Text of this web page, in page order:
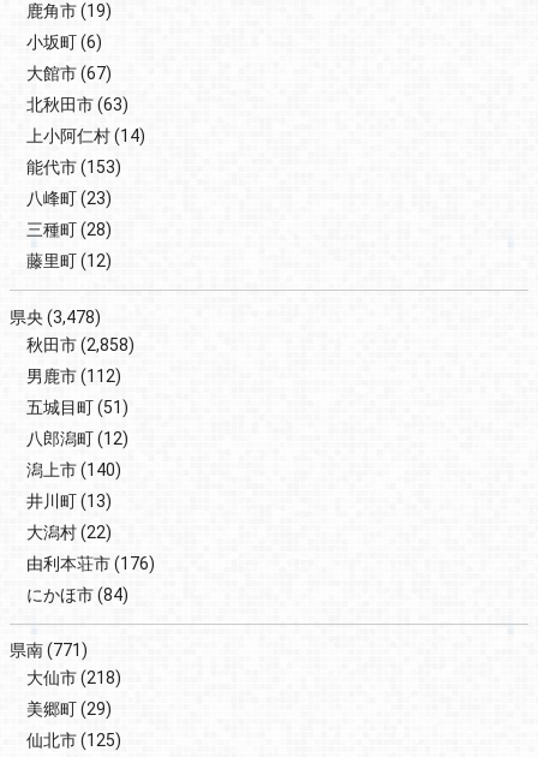
鹿角市(19)
小坂町(6)
大館市(67)
北秋田市(63)
上小阿仁村(14)
能代市(153)
八峰町(23)
三種町(28)
藤里町(12)
県央 (3,478)
秋田市(2,858)
男鹿市(112)
五城目町(51)
八郎潟町(12)
潟上市(140)
井川町(13)
大潟村(22)
由利本荘市(176)
にかほ市(84)
県南(771)
大仙市(218)
美郷町(29)
仙北市(125)